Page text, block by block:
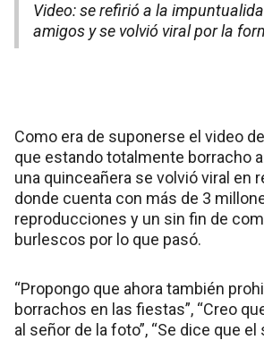
Video: se refirió a la
amigos y se volvió viral por la
Como era de suponerse el video
que estando totalmente borracho
una quinceañera se volvió viral en
donde cuenta con más de 3
reproducciones y un sin fin de
burlescos por lo que pasó.
“Propongo que ahora también
borrachos en las fiestas”, “Creo
al señor de la foto”, “Se dice que